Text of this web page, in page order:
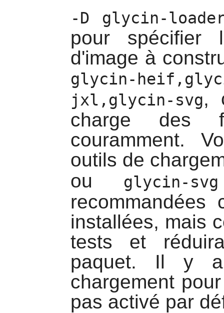
-D glycin-
pour spécifier
d'image à
glycin-
jxl,glycin-svg,
charge des
couramment.
outils de
ou
glycin-svg
recommandées
installées, mais
tests et
paquet. Il y
chargement
pas activé par